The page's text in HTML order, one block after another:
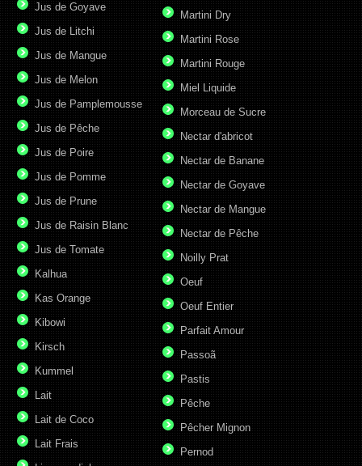
Jus de Goyave
Jus de Litchi
Jus de Mangue
Jus de Melon
Jus de Pamplemousse
Jus de Pêche
Jus de Poire
Jus de Pomme
Jus de Prune
Jus de Raisin Blanc
Jus de Tomate
Kalhua
Kas Orange
Kibowi
Kirsch
Kummel
Lait
Lait de Coco
Lait Frais
Martini Dry
Martini Rose
Martini Rouge
Miel Liquide
Morceau de Sucre
Nectar d'abricot
Nectar de Banane
Nectar de Goyave
Nectar de Mangue
Nectar de Pêche
Noilly Prat
Oeuf
Oeuf Entier
Parfait Amour
Passoã
Pastis
Pêche
Pêcher Mignon
Pernod